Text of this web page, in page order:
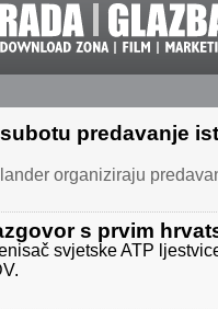
predavanje
organiziraju
s prvim
svjetske ATP